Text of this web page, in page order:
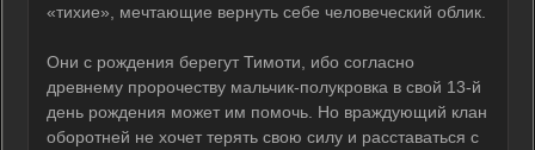
«тихие», мечтающие вернуть себе человеческий облик.
Они с рождения берегут Тимоти, ибо согласно
древнему пророчеству мальчик-полукровка в свой 13-й
день рождения может им помочь. Но враждующий клан
оборотней не хочет терять свою силу и расставаться с